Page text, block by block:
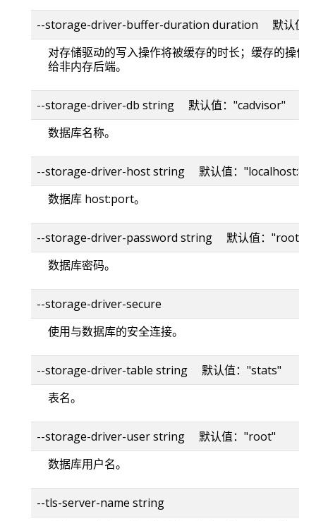
--storage-driver-buffer-duration duration 默认值
对存储驱动的写入操作将被缓存的时长；缓存的操作
给非内存后端。
--storage-driver-db string 默认值："cadvisor"
数据库名称。
--storage-driver-host string 默认值：
数据库 host:port。
--storage-driver-password string 默认值："root"
数据库密码。
--storage-driver-secure
使用与数据库的安全连接。
--storage-driver-table string 默认值："stats"
表名。
--storage-driver-user string 默认值："root"
数据库用户名。
--tls-server-name string